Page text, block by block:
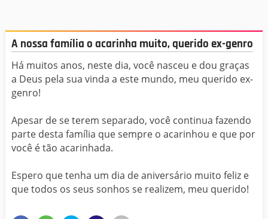
A nossa família o acarinha muito, querido ex-genro
Há muitos anos, neste dia, você nasceu e dou graças
a Deus pela sua vinda a este mundo, meu querido ex-
genro!
Apesar de se terem separado, você continua fazendo
parte desta família que sempre o acarinhou e que por
você é tão acarinhada.
Espero que tenha um dia de aniversário muito feliz e
que todos os seus sonhos se realizem, meu querido!